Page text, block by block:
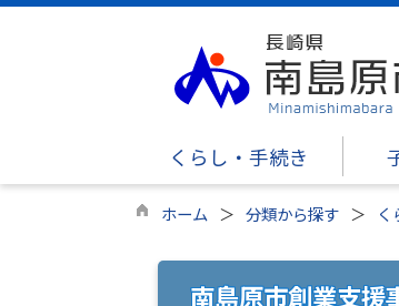
くらし・手続き
ホーム 分類から探す く
南島原市創業支援